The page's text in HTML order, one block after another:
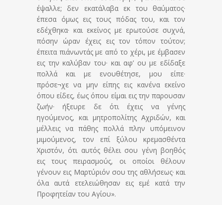
έψαλλε; δεν εκατάλαβα εκ του θαύματος·
έπεσα όμως εις τους πόδας του, και τον
εδέχθηκα· και εκείνος με ερωτούσε συχνά,
πόσην ώραν έχεις εις τον τόπον τούτον;
έπειτα πιάνωντάς με από το χέρι, με έμβασεν
εις την καλύβαν του· και αφ’ ου με εδίδαξε
πολλά και με ενουθέτησε, μου είπε·
πρόσε¬χε να μην είπης εις κανένα εκείνο
όπου είδες, έως όπου είμαι εις την παρουσαν
ζωήν· ήξευρε δε ότι έχεις να γένης
ηγούμενος, και μητροπολίτης Αχριδών, και
μέλλεις να πάθης πολλά πλην υπόμεινον
μιμούμενος, τον επί ξύλου κρεμασθέντα
Χριστόν, ότι αυτός θέλει σου γένη βοηθός
εις τους πειρασμούς, οι οποίοι θέλουν
γένουν εις Μαρτύριόν σου της αθλήσεως· και
όλα αυτά ετελειώθησαν εις εμέ κατά την
Προφητείαν του Αγίου».